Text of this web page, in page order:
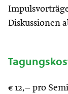
Diskussionen
€ 12,– pro